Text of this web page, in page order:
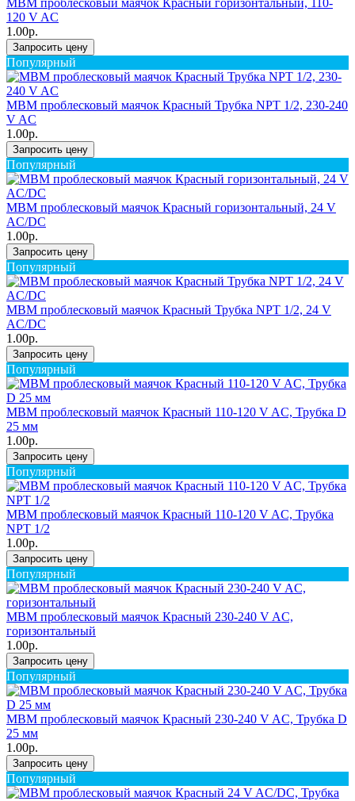
MBM проблесковый маячок Красный горизонтальный, 110-
120 V AC
1.00р.
Запросить цену
Популярный
MBM проблесковый маячок Красный Трубка NPT 1/2, 230-240
V AC
1.00р.
Запросить цену
Популярный
MBM проблесковый маячок Красный горизонтальный, 24 V
AC/DC
1.00р.
Запросить цену
Популярный
MBM проблесковый маячок Красный Трубка NPT 1/2, 24 V
AC/DC
1.00р.
Запросить цену
Популярный
MBM проблесковый маячок Красный 110-120 V AC, Трубка D
25 мм
1.00р.
Запросить цену
Популярный
MBM проблесковый маячок Красный 110-120 V AC, Трубка
NPT 1/2
1.00р.
Запросить цену
Популярный
MBM проблесковый маячок Красный 230-240 V AC,
горизонтальный
1.00р.
Запросить цену
Популярный
MBM проблесковый маячок Красный 230-240 V AC, Трубка D
25 мм
1.00р.
Запросить цену
Популярный